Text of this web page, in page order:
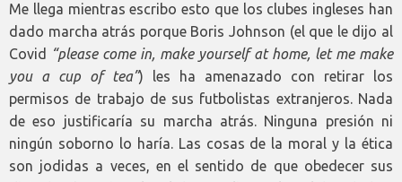
Me llega mientras escribo esto que los clubes ingleses han
dado marcha atrás porque Boris Johnson (el que le dijo al
Covid
“please come in, make yourself at home, let me make
you a cup of tea”) les ha amenazado con retirar los
permisos de trabajo de sus futbolistas extranjeros. Nada
de eso justificaría su marcha atrás. Ninguna presión ni
ningún soborno lo haría. Las cosas de la moral y la ética
son jodidas a veces, en el sentido de que obedecer sus